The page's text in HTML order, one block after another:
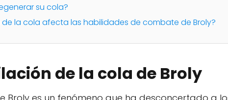
su cola?
de la cola afecta las habilidades de combate de Broly?
de la cola de Broly